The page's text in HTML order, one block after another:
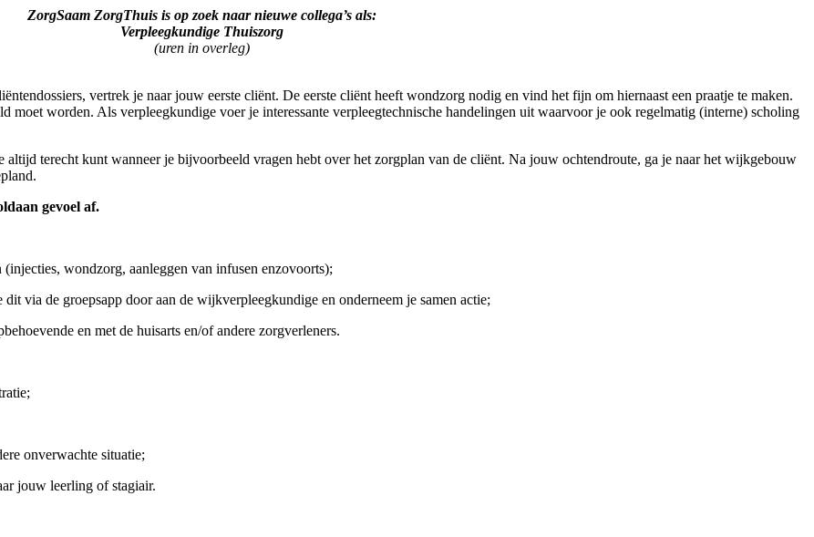
ZorgSaam ZorgThuis is op zoek naar nieuwe collega’s als:
Verpleegkundige Thuiszorg
(uren in overleg)
vertrek je naar jouw eerste cliënt. De eerste cliënt heeft wondzorg nodig en vind het fijn om hiernaast een praatje te maken.
moet worden. Als verpleegkundige voer je interessante verpleegtechnische handelingen uit waarvoor je ook regelmatig (interne) scholing
terecht kunt wanneer je bijvoorbeeld vragen hebt over het zorgplan van de cliënt. Na jouw ochtendroute, ga je naar het wijkgebouw
gevoel af.
wondzorg, aanleggen van infusen enzovoorts);
via de groepsapp door aan de wijkverpleegkundige en onderneem je samen actie;
en met de huisarts en/of andere zorgverleners.
onverwachte situatie;
jouw leerling of stagiair.